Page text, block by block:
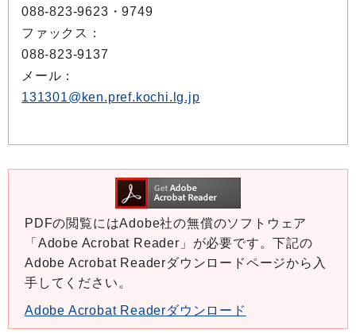
088-823-9623・9749
ファックス：
088-823-9137
メール：
131301@ken.pref.kochi.lg.jp
PDFの閲覧にはAdobe社の無償のソフトウェア
「Adobe Acrobat Reader」が必要です。下記の
Adobe Acrobat Readerダウンロードページから入
手してください。
Adobe Acrobat Readerダウンロード